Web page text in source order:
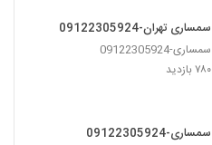
سمساری تهران-09122305924
سمساری-09122305924
۷۸۰ بازدید
سمساری-09122305924